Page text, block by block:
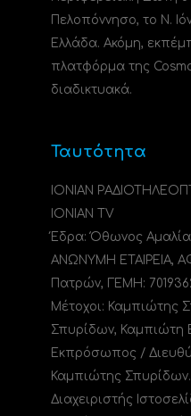
Πελοπόννησο, το N.
Ελλάδα. Ακόμη,
πλατφόρμα της
διαδικτυακά.
Ταυτότητα
ΙΟΝΙΑΝ
IONIAN TV
Έδρα: Όθωνος
ΑΝΩΝΥΜΗ ΕΤΑΙΡΕΙΑ,
Πατρών, ΓΕΜΗ:
Μέτοχοι: Καμπιώτης
Σπυρίδων, Καμπιώτη
Εκπρόσωπος /
Καμπιώτης
Διαχειριστής